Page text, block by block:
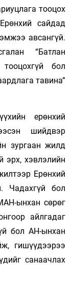
тооцох
сайдад
авсангүй.
“Батлан
бол
тавина”
ерөнхий
шийдвэр
зургаан жилд
эрх, хэвлэлийн
Ерөнхий
Чадахгүй бол
ынхан сөрөг
айлгадаг
бол АН-ынхан
гишүүдээрээ
санаачлах